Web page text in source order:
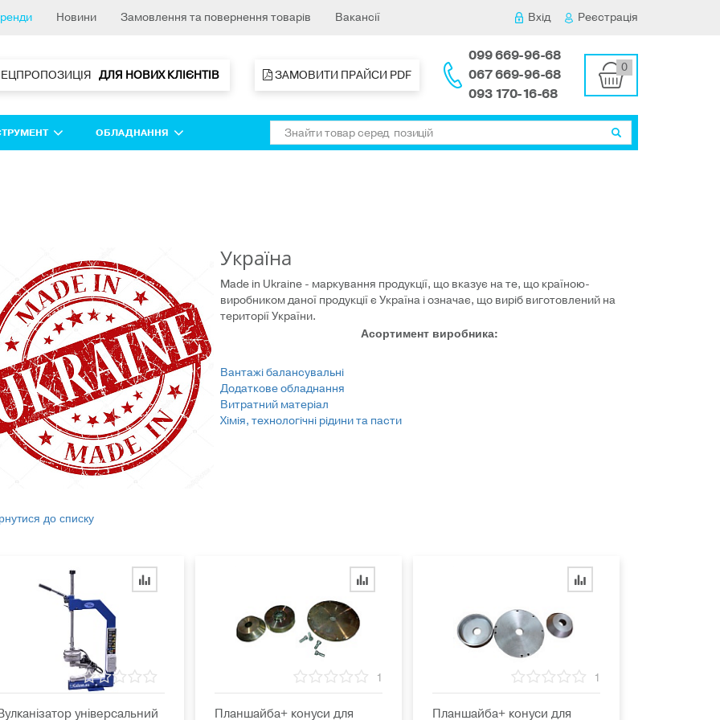
Новини Замовлення та повернення товарів Вакансії Вхід Реєстрація
ДЛЯ НОВИХ КЛІЄНТІВ ЗАМОВИТИ ПРАЙСИ PDF
099 669-96-68
067 669-96-68
093 170-16-68
0
ОБЛАДНАННЯ
Україна
Made in Ukraine - маркування продукції, що вказує на те, що країною-
виробником даної продукції є Україна і означає, що виріб виготовлений на
території України.
Асортимент виробника:
Вантажі балансувальні
Додаткове обладнання
Витратний матеріал
Хімія, технологічні рідини та пасти
до списку
універсальний
1
Планшайба+ конуси для
1
Планшайба+ конуси для